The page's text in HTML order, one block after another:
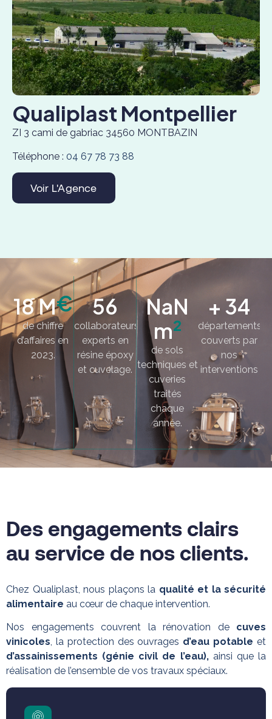
Qualiplast Montpellier
ZI 3 cami de gabriac 34560 MONTBAZIN
Téléphone : 04 67 78 73 88
Voir L'Agence
20
M€
de chiffre
d’affaires en
2023.
65
collaborateurs
experts en
résine époxy
et cuvelage.
75
000
m²
de sols
techniques et
cuveries
traités
chaque
année.
+ 40
départements
couverts par
nos
interventions
Des engagements clairs
Chez Qualiplast, nous plaçons la
alimentaireau cœur de chaque intervention.
Nos engagements couvrent la rénovation de cuves
vinicoles , la protection des ouvragesd’eau potable
réalisation de l’ensemble de vos travaux spéciaux